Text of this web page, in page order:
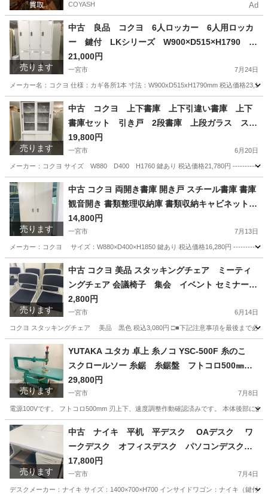
COYASH Ad
売ります
中古 良品 コクヨ 6人ロッカー 6人用ロッカ
ー 鍵付 LKシリーズ W900×D515×H1790 愛
知県 一宮市 名古屋市 稲沢市 江南市 岩倉市 岐阜
羽島市 各務ヶ原市 岐阜市 三重県 愛知 グッドプラ
イス一宮
21,000円
一宮市 7月24日
メーカー名：コクヨ 仕様：カギ各所1本 寸法：W900xD515xH1790mm 税込価格
愛知 一宮市 オフィス用家具 コクヨ
売ります
中古 コクヨ 上下書庫 上下引違い書庫 上下
書庫セット 引き戸 2段書庫 上段ガラス スチ
ールキャビネット 書類棚 鍵付 愛知県 一宮市
名古屋 稲沢 江南 岩倉 岐阜 羽島 各務ヶ原 三重 愛
知 グッドプライス一宮
19,800円
一宮市 6月20日
メーカー：コクヨ サイズ W880 D400 H1760 鍵あり 税込価格21,780円
愛知 一宮市 オフィス用家具
売ります
中古 コクヨ 両開き書庫 開き戸 スチール書庫 書庫
観音開き 書類整理収納庫 書類収納キャビネット 5
段 鍵付 W880×D400×H1850 KOKUYO 愛知 岐
阜 三重 一宮市 グッドプライス一宮
14,800円
一宮市 7月13日
メーカー：コクヨ サイズ：W880×D400×H1850 鍵あり 税込価格16,280円
愛知 一宮市 オフィス用家具
売ります
中古 コクヨ 美品 スタッキングチェア ミーティ
ングチェア 会議椅子 集会 イベント セミナー
愛知県 一宮市 名古屋 稲沢 江南 岩倉 岐阜 羽島 各
務ヶ原 三重 愛知 グッドプライス一宮
2,800円
一宮市 6月14日
コクヨ スタッキングチェア 美品 黒色 税込3,080円 □■下記注意事項を最後まで必ず
愛知 一宮市 オフィス用家具 スタッキングチェア
売ります
YUTAKA ユタカ 卓上 糸ノコ YSC-500F 糸のこ
スクロールソー 糸鋸 糸鋸盤 フトコロ500㎜
愛知県 一宮市 名古屋 稲沢 江南 岩倉 岐阜 羽島 各
務ヶ原 三重 愛知 グッドプライス一宮
29,800円
一宮市 7月8日
電源100Vです。 フトコロ500mm 刃上下、速度調整作動確認済みです。 本体後部に
愛知 一宮市 その他
売ります
中古 ナイキ 平机 平デスク OAデスク ワ
ークデスク オフィスデスク パソコンデスク
事務机 インサイドワゴン サイドワゴン サイ
ドキャビネット 3段キャビネット ホワイト セ
ット品 1400×700×H700 愛知 一宮市 江南
17,800円
一宮市 7月4日
デスクメーカー：ナイキ サイズ：1400×700×H700 インサイドワゴン：ナイキ（鍵